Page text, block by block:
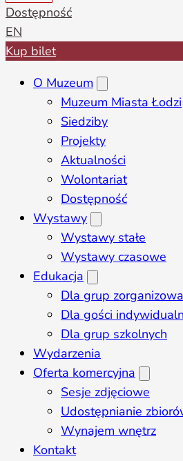
Dostępność
EN
Kup bilet
O Muzeum
Muzeum Miasta Łodzi
Siedziby
Projekty
Aktualności
Wolontariat
Dostępność
Wystawy
Wystawy stałe
Wystawy czasowe
Edukacja
Dla grup
Dla gości
Dla grup szkolnych
Wydarzenia
Oferta komercyjna
Sesje zdjęciowe
Udostępnianie
Wynajem wnętrz
Kontakt